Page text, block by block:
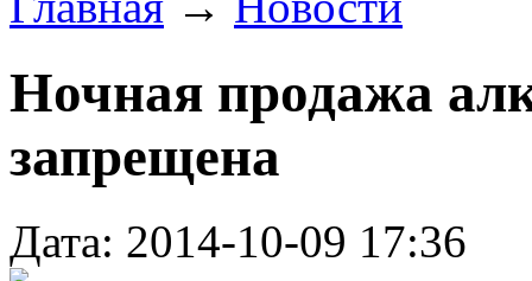
Ночная продажа
запрещена
Дата: 2014-10-09 17:36